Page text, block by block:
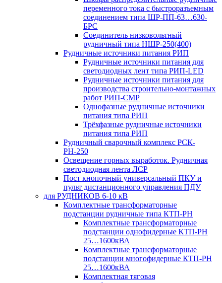
переменного тока с быстроразъемным
соединением типа ШР-ПП-63…630-
БРС
Соединитель низковольтный
рудничный типа НШР-250(400)
Рудничные источники питания РИП
Рудничные источники питания для
светодиодных лент типа РИП-LED
Рудничные источники питания для
производства строительно-монтажных
работ РИП-СМР
Однофазные рудничные источники
питания типа РИП
Трёхфазные рудничные источники
питания типа РИП
Рудничный сварочный комплекс РСК-
РН-250
Освещение горных выработок. Рудничная
светодиодная лента ЛСР
Пост кнопочный универсальный ПКУ и
пульт дистанционного управления ПДУ
для РУДНИКОВ 6-10 кВ
Комплектные трансформаторные
подстанции рудничные типа КТП-РН
Комплектные трансформаторные
подстанции однофидерные КТП-РН
25…1600кВА
Комплектные трансформаторные
подстанции многофидерные КТП-РН
25…1600кВА
Комплектная тяговая